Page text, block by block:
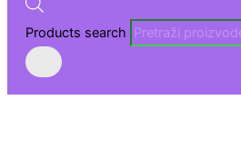
Products search